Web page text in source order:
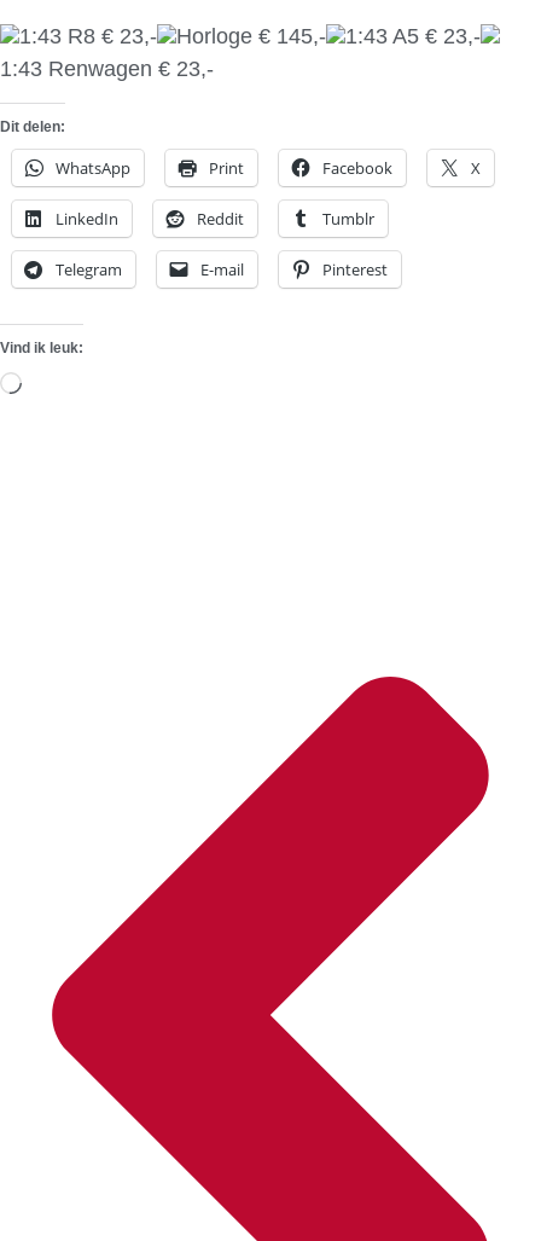
1:43 R8 € 23,- Horloge € 145,-
1:43 A5 € 23,-
1:43 Renwagen € 23,-
Dit delen:
WhatsApp Print Facebook X
LinkedIn Reddit Tumblr
Telegram E-mail Pinterest
Vind ik leuk:
Aan